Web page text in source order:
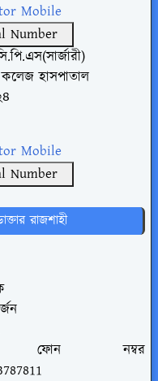
Mobile
Number
কলেজহাসপাতাল
Mobile
Number
রাজশাহী
ফোন নম্বর